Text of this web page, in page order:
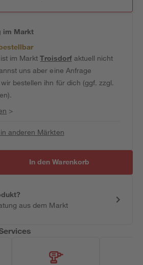
im Markt
ist im MarktTroisdorfaktuell nicht
uns aber eine Anfrage
bestellen ihn für dich (ggf. zzgl.
>
anderen Märkten
In den Warenkorb
aus dem Markt